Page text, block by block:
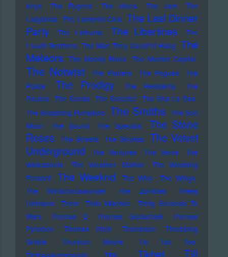
Keys
The Fugees The Hives The Jam
The
Ladybirds The Lambrini Girls The Last Dinner
Party
The Lathums The Libertines
The
Louvin Brothers The Man They Could'nt Hang The
Meteors The Moody Blues The Murder Capital
The Notwist The Platters The Pogues
The
Police
The Prodigy The Residents
The
Routes The Seeds The Selecter The Sha La Das
The Smashing Pumpkins The Smiths The Soft
Moon
The Sound The Specials
The Stone
Roses
The Streets The Strokes
The Velvet
Underground
The Ventures The Verve
The
Walkabouts
The Weather Station
The Wedding
Present
The Weeknd The Who
The Wings
The Wirtschaftswunder
The Zombies
Thees
Uhlmann
Them Thilo Mischke
Thirty Seconds To
Mars
Thomas D Thomas Gottschalk
Thomas
Pynchon
Thomas Stein Thompson
Throbbing
Gristle
Thurston Moore
Tic Tac Toe
Till